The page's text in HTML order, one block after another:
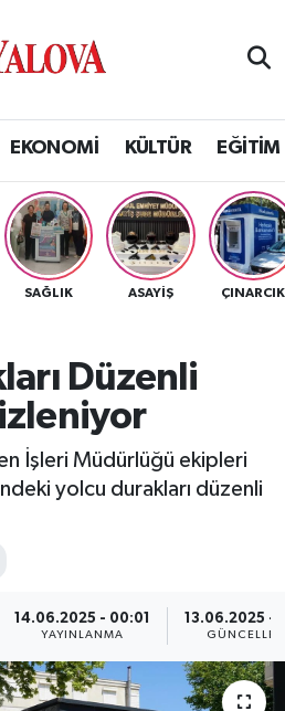
EKONOMİ KÜLTÜR EĞİTİM
SAĞLIK ASAYİŞ ÇINARCIK
Düzenli
İşleri Müdürlüğü ekipleri
yolcu durakları düzenli
14.06.2025 - 00:01
YAYINLANMA
13.06.2025 -
Haritası